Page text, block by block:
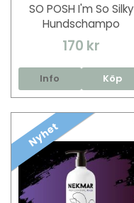
SO POSH I'm So Silky
Hundschampo
170 kr
Info Köp
Nyhet